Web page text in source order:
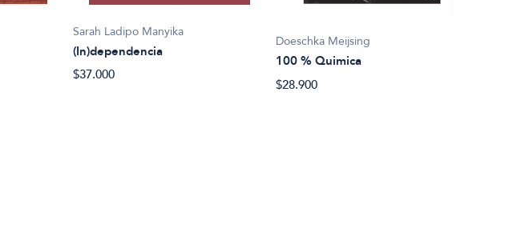
Sarah Ladipo Manyika
(In)dependencia
$37.000
Doeschka Meijsing
100 % Quimica
$28.900